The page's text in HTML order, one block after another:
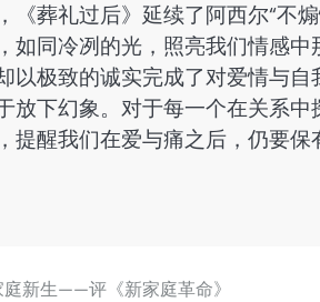
《葬礼过后》延续了阿西尔“不
如同冷冽的光，照亮我们情感
以极致的诚实完成了对爱情与
放下幻象。对于每一个在关系
提醒我们在爱与痛之后，仍要保
新生——评《新家庭革命》